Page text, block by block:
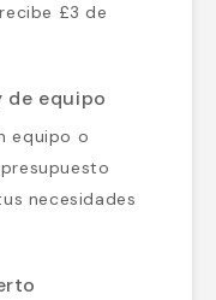
£3 de
de equipo
equipo o
necesidades